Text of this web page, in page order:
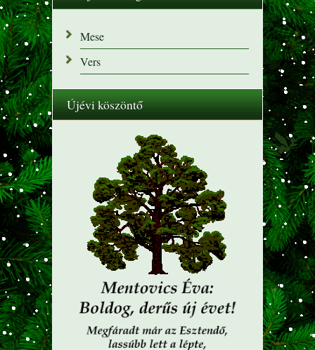
Mese
Vers
Újévi köszöntő